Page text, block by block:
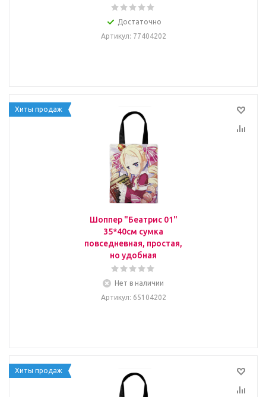
Достаточно
Артикул: 77404202
Хиты продаж
Шоппер "Беатрис 01"
35*40см сумка
повседневная, простая,
но удобная
Нет в наличии
Артикул: 65104202
Хиты продаж